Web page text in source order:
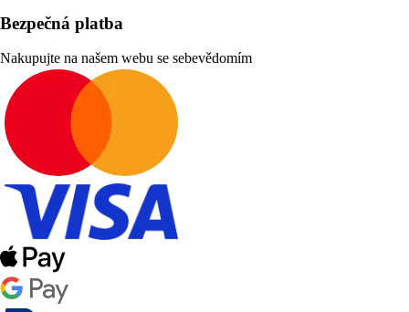
Bezpečná platba
Nakupujte na našem webu se sebevědomím